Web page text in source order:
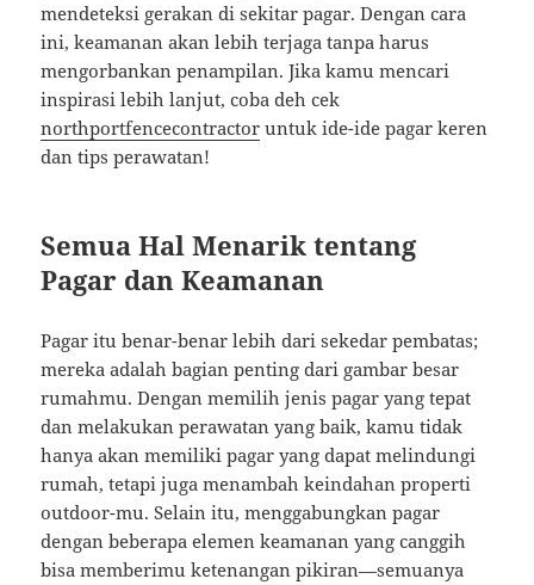
mendeteksi gerakan di sekitar pagar. Dengan cara
ini, keamanan akan lebih terjaga tanpa harus
mengorbankan penampilan. Jika kamu mencari
inspirasi lebih lanjut, coba deh cek
northportfencecontractor untuk ide-ide pagar keren
dan tips perawatan!
Semua Hal Menarik tentang
Pagar dan Keamanan
Pagar itu benar-benar lebih dari sekedar pembatas;
mereka adalah bagian penting dari gambar besar
rumahmu. Dengan memilih jenis pagar yang tepat
dan melakukan perawatan yang baik, kamu tidak
hanya akan memiliki pagar yang dapat melindungi
rumah, tetapi juga menambah keindahan properti
outdoor-mu. Selain itu, menggabungkan pagar
dengan beberapa elemen keamanan yang canggih
bisa memberimu ketenangan pikiran—semuanya